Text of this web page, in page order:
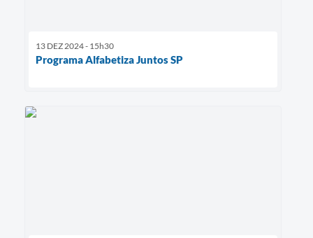
13 DEZ 2024 - 15h30
Programa Alfabetiza Juntos SP